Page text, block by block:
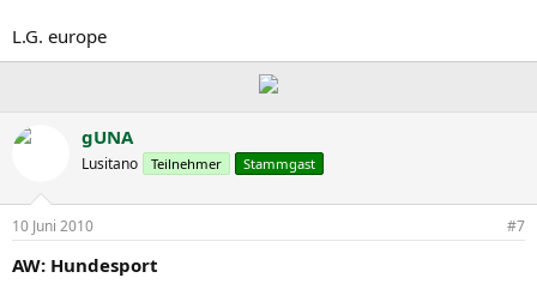
L.G. europe
gUNA
Lusitano Teilnehmer Stammgast
10 Juni 2010 #7
AW: Hundesport